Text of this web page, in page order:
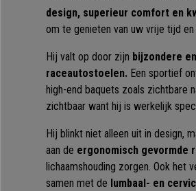
design, superieur comfort en
om te genieten van uw vrije tijd
Hij valt op door zijn bijzondere
raceautostoelen. Een sportief
high-end baquets zoals zichtbare
zichtbaar want hij is werkelijk
Hij blinkt niet alleen uit in design,
aan de ergonomisch gevormde
lichaamshouding zorgen. Ook het
samen met de lumbaal- en